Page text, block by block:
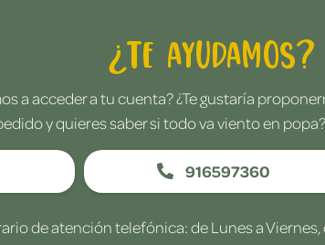
¿Te ayudamos?
a acceder a tu cuenta? ¿Te gustaría
y quieres saber si todo va viento en
916597360
de atención telefónica: de Lunes a Viernes,